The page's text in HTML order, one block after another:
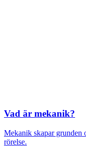
Vad är mekanik?
Mekanik skapar grunden
rörelse.